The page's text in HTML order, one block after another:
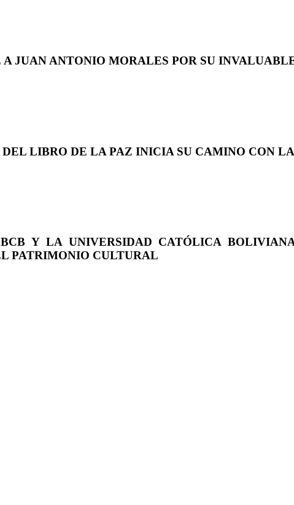
JUAN ANTONIO MORALES POR SU
LIBRO DE LA PAZ INICIA SU CAMINO CON
Y LA UNIVERSIDAD CATÓLICA
PATRIMONIO CULTURAL